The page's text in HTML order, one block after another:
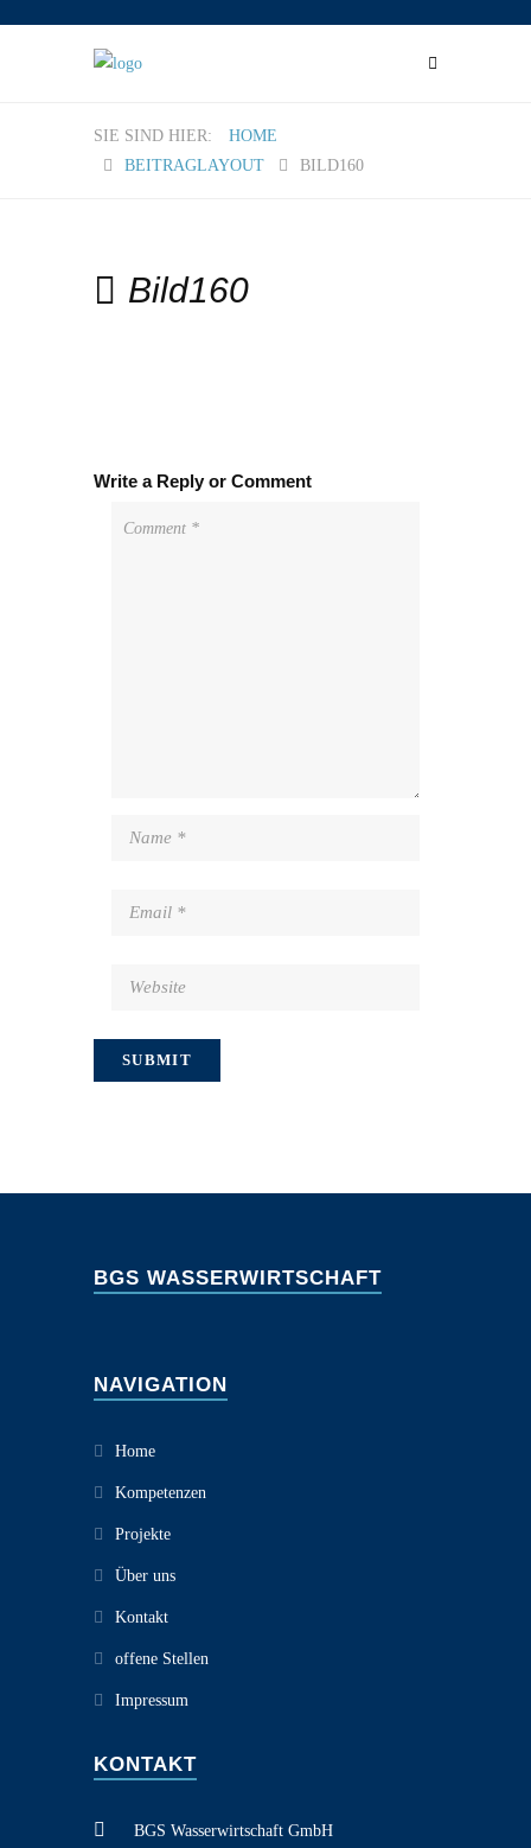
HOME
BEITRAGLAYOUT
BILD160
Bild160
Write a Reply or Comment
BGS WASSERWIRTSCHAFT
NAVIGATION
Home
Kompetenzen
Projekte
Über uns
Kontakt
offene Stellen
Impressum
KONTAKT
BGS Wasserwirtschaft GmbH